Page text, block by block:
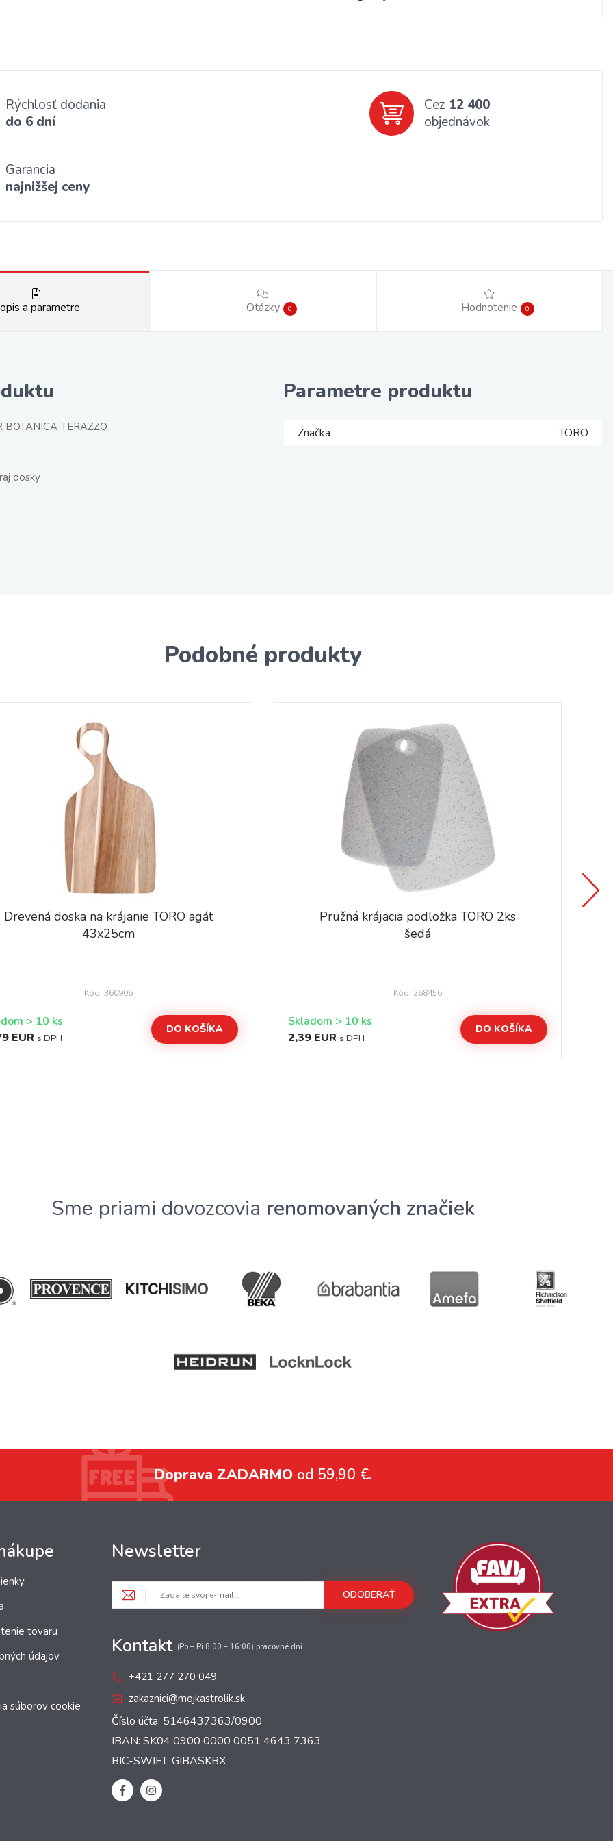
Rýchlosť dodania
do 6 dní
Cez 12 400
objednávok
Garancia
najnižšej ceny
a parametre Otázky 0 Hodnotenie 0
BOTANICA-TERAZZO
dosky
Parametre produktu
Značka TORO
Podobné produkty
Drevená doska na krájanie TORO agát
43x25cm
Kód: 360906
Skladom > 10 ks
EUR s DPH
DO KOŠÍKA
Pružná krájacia podložka TORO 2ks
šedá
Kód: 268456
Skladom > 10 ks
2,39 EUR s DPH
DO KOŠÍKA
Sme priami dovozcovia renomovaných značiek
Doprava ZADARMO od 59,90 €.
tovaru
údajov
súborov cookie
Newsletter
ODOBERAŤ
Kontakt (Po – Pi 8:00 – 16:00) pracovné dni
+421 277 270 049
zakaznici@mojkastrolik.sk
Číslo účta: 5146437363/0900
IBAN: SK04 0900 0000 0051 4643 7363
BIC-SWIFT: GIBASKBX